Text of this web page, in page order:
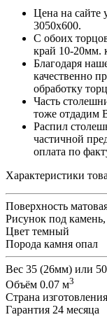
Цена на сайте
3050х600.
С обоих
край 10-20мм.
Благодаря
качественно
обработку
Часть
тоже отдадим
Распил
частичной
оплата по
Характеристики
Поверхность
Рисунок под
Цвет темный
Порода камня опал
Вес 35 (26мм) или
Объём 0.07 м3
Страна изготовления
Гарантия 24 месяца